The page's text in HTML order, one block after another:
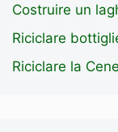
Costruire un
Riciclare
Riciclare la